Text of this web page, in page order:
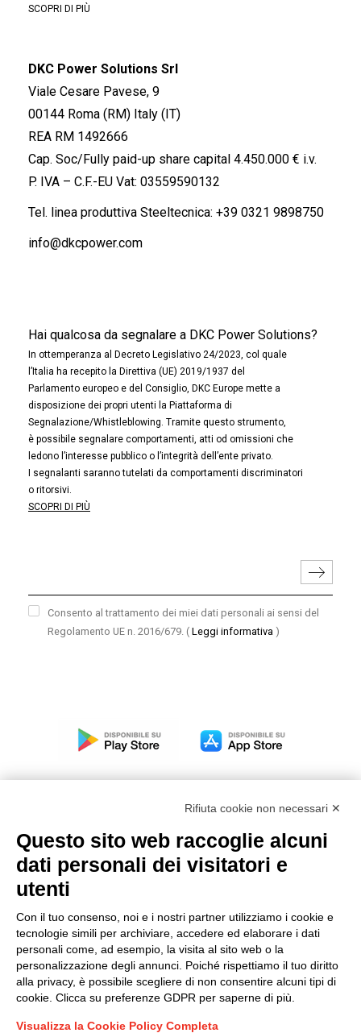
SCOPRI DI PIÙ
DKC Power Solutions Srl
Viale Cesare Pavese, 9
00144 Roma (RM) Italy (IT)
REA RM 1492666
Cap. Soc/Fully paid-up share capital 4.450.000 € i.v.
P. IVA – C.F.-EU Vat: 03559590132
Tel. linea produttiva Steeltecnica: +39 0321 9898750
info@dkcpower.com
Hai qualcosa da segnalare a DKC Power Solutions?
In ottemperanza al Decreto Legislativo 24/2023, col quale
l’Italia ha recepito la Direttiva (UE) 2019/1937 del
Parlamento europeo e del Consiglio, DKC Europe mette a
disposizione dei propri utenti la Piattaforma di
Segnalazione/Whistleblowing. Tramite questo strumento,
è possibile segnalare comportamenti, atti od omissioni che
ledono l’interesse pubblico o l’integrità dell’ente privato.
I segnalanti saranno tutelati da comportamenti discriminatori
o ritorsivi.
SCOPRI DI PIÙ
Consento al trattamento dei miei dati personali ai sensi del
Regolamento UE n. 2016/679. ( Leggi informativa )
Modello organizzativo, gestione e controllo – D. lgs.
231/2001
Condizioni generali di vendita DKC Power Solutions
Condizioni generali di acquisto
Codice etico
Rifiuta cookie non necessari ✕
Questo sito web raccoglie alcuni
dati personali dei visitatori e
utenti
Con il tuo consenso, noi e i nostri partner utilizziamo i cookie e
tecnologie simili per archiviare, accedere ed elaborare i dati
personali come, ad esempio, la visita al sito web o la
personalizzazione degli annunci. Poiché rispettiamo il tuo diritto
alla privacy, è possibile scegliere di non consentire alcuni tipi di
cookie. Clicca su preferenze GDPR per saperne di più.
Visualizza la Cookie Policy Completa